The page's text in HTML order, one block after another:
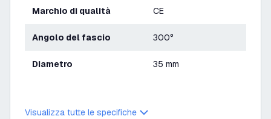
Marchio di qualità CE
Angolo del fascio 300°
Diametro 35 mm
Visualizza tutte le specifiche